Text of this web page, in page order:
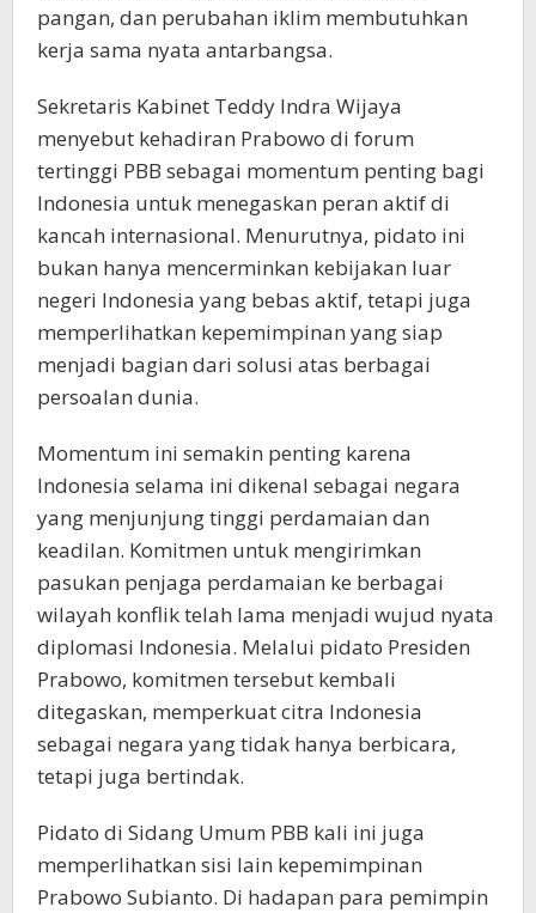
pangan, dan perubahan iklim membutuhkan
kerja sama nyata antarbangsa.
Sekretaris Kabinet Teddy Indra Wijaya
menyebut kehadiran Prabowo di forum
tertinggi PBB sebagai momentum penting bagi
Indonesia untuk menegaskan peran aktif di
kancah internasional. Menurutnya, pidato ini
bukan hanya mencerminkan kebijakan luar
negeri Indonesia yang bebas aktif, tetapi juga
memperlihatkan kepemimpinan yang siap
menjadi bagian dari solusi atas berbagai
persoalan dunia.
Momentum ini semakin penting karena
Indonesia selama ini dikenal sebagai negara
yang menjunjung tinggi perdamaian dan
keadilan. Komitmen untuk mengirimkan
pasukan penjaga perdamaian ke berbagai
wilayah konflik telah lama menjadi wujud nyata
diplomasi Indonesia. Melalui pidato Presiden
Prabowo, komitmen tersebut kembali
ditegaskan, memperkuat citra Indonesia
sebagai negara yang tidak hanya berbicara,
tetapi juga bertindak.
Pidato di Sidang Umum PBB kali ini juga
memperlihatkan sisi lain kepemimpinan
Prabowo Subianto. Di hadapan para pemimpin